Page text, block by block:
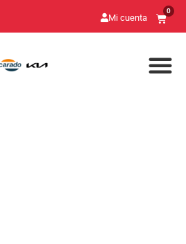
Mi cuenta
0